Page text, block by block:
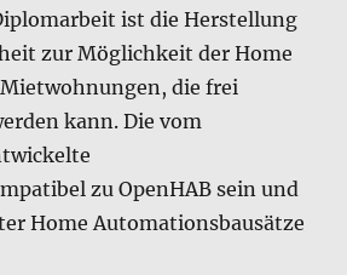
ist die Herstellung
zur Möglichkeit der Home
die frei
kann. Die vom
zu OpenHAB sein und
Home Automationsbausätze